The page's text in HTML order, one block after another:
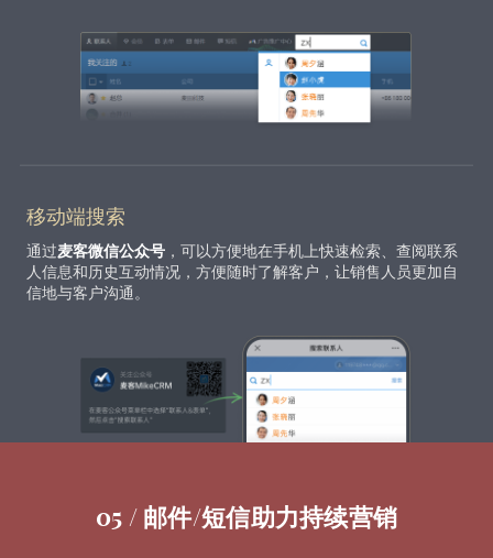
移动端搜索
通过麦客微信公众号 ，可以方便地在手机上快速检索、查阅联系
人信息和历史互动情况，方便随时了解客户，让销售人员更加自
信地与客户沟通。
05 / 邮件/短信助力持续营销